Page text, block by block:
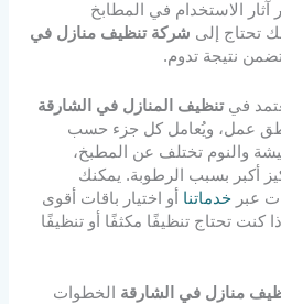
الاستخدام في المطابخ
تحتاج إلى شركة تنظيف منازل في
نتيجة تدوم.
فيتنظيف المنازل في الشارقة
عمل، ويُعامل كل جزء حسب
والنوم تختلف عن المطبخ،
أكبر بسبب الرطوبة. يمكنك
عبرخدماتنا أو اختيار باقات أقوى
إذا كنت تحتاج تنظيفًا مكثفًا أو تنظيفًا
منازل في الشارقة الخطوات